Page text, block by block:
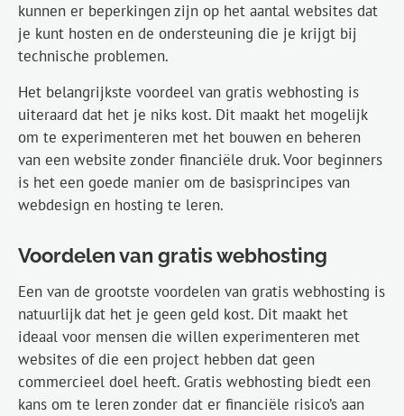
kunnen er beperkingen zijn op het aantal websites dat
je kunt hosten en de ondersteuning die je krijgt bij
technische problemen.
Het belangrijkste voordeel van gratis webhosting is
uiteraard dat het je niks kost. Dit maakt het mogelijk
om te experimenteren met het bouwen en beheren
van een website zonder financiële druk. Voor beginners
is het een goede manier om de basisprincipes van
webdesign en hosting te leren.
Voordelen van gratis webhosting
Een van de grootste voordelen van gratis webhosting is
natuurlijk dat het je geen geld kost. Dit maakt het
ideaal voor mensen die willen experimenteren met
websites of die een project hebben dat geen
commercieel doel heeft. Gratis webhosting biedt een
kans om te leren zonder dat er financiële risico’s aan